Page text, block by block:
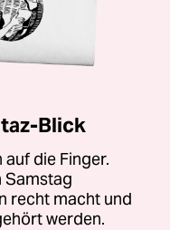
Blick
die Finger.
Samstag
recht macht und
werden.